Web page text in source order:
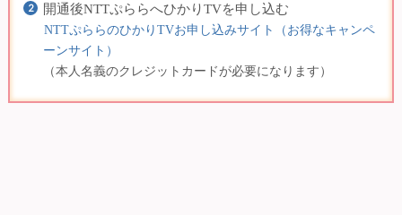
開通後NTTぷららへひかりTVを申し込む
NTTぷららのひかりTVお申し込みサイト（お得なキャンペ
ーンサイト）
（本人名義のクレジットカードが必要になります）